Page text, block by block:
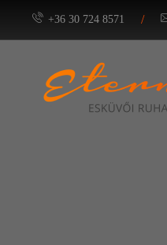
+36 30 724 8571 /